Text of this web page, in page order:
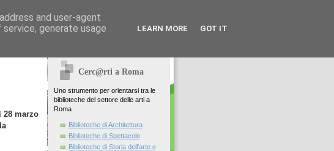
28 marzo
Cerc@rti a Roma
Uno strumento per orientarsi tra le
biblioteche del settore delle arti a
Roma
Biblioteche di Architettura
Biblioteche di Spettacolo
Biblioteche di Storia dell'arte e
and user-agent
generate usage
LEARN MORE GOT IT